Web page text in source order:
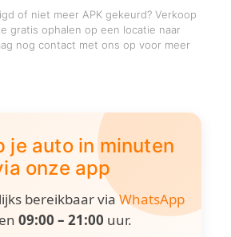
of niet meer APK gekeurd? Verkoop
gratis ophalen op een locatie naar
nog contact met ons op voor meer
je auto in minuten
onze app
bereikbaar viaWhatsApp
09:00 – 21:00 uur.